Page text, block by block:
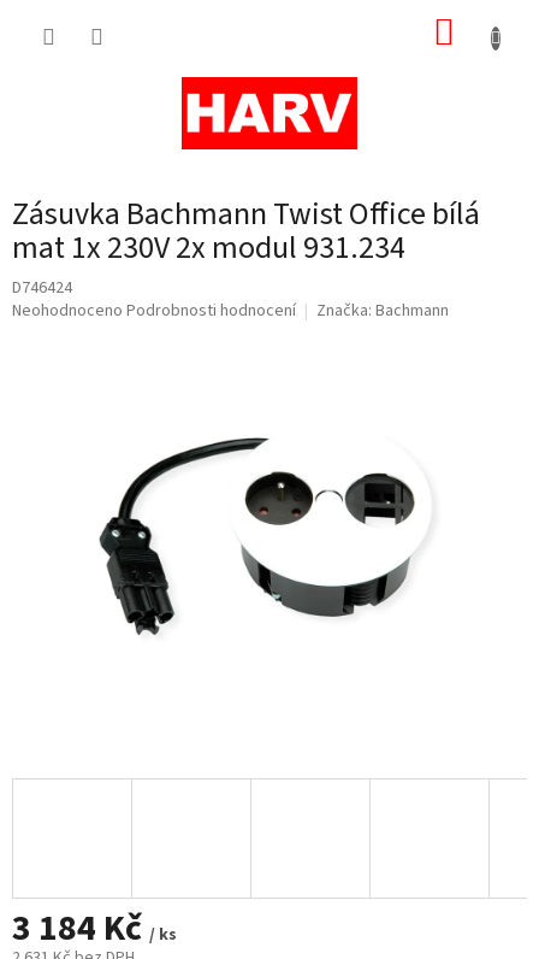
Zásuvka Bachmann Twist Office bílá
mat 1x 230V 2x modul 931.234
D746424
Průměrné
Neohodnoceno Podrobnosti hodnocení Značka: Bachmann
3 184 Kč / ks